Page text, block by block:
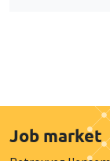
Job market